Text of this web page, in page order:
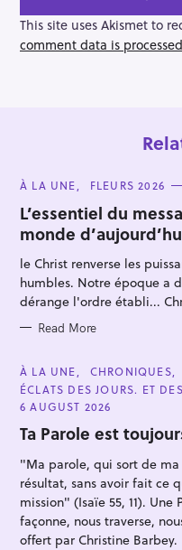
g
a
t
This site uses Akismet to
comment data is
C
T
E
G
O
R
I
E
S
À LA UNE FLEURS 2026
L’essentiel du
monde
le Christ renverse les
humbles. Notre époque a
dérange l'ordre établi...
Read More
C
A
T
E
O
R
E
À LA UNE
CHRONIQUES
ÉCLATS DES JOURS. ET
6 AUGUST 2026
Ta Parole est
"Ma parole, qui sort de
résultat, sans avoir fait ce
mission" (Isaïe 55, 11).
façonne, nous traverse,
offert par Christine Barbey.
S
e
r
c
h
f
o
r
: